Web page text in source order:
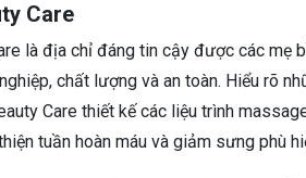
Care
là địa chỉ đáng tin cậy được các mẹ
chất lượng và an toàn. Hiểu rõ
Care thiết kế các liệu trình
tuần hoàn máu và giảm sưng phù